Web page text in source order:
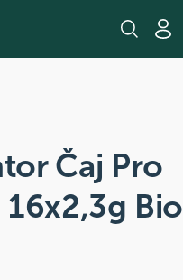
Čaj Pro
Bio